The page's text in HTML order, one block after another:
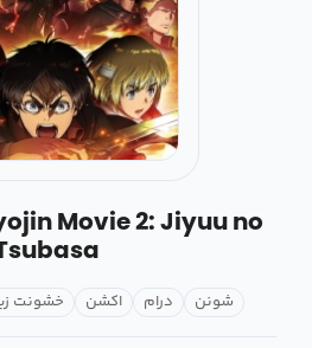
Movie 2: Jiyuu no
شونن درام اکشن خشونت